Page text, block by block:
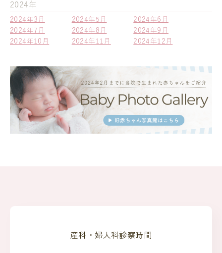
2024年
2024年3月 2024年5月
2024年6月
2024年7月
2024年8月
2024年9月
2024年10月
2024年11月 2024年12月
産科・婦人科診察時間